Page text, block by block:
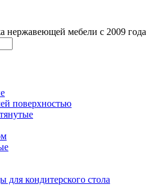
нержавеющей мебели с 2009 года
поверхностью
кондитерского стола